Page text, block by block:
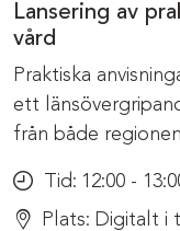
Lansering av
vård
Praktiska
ett
från både
Tid: 12:00 -
Plats: Digitalt i